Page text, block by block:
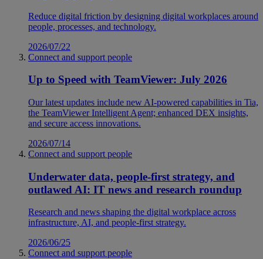
Reduce digital friction by designing digital workplaces around
people, processes, and technology.
2026/07/22
Connect and support people
Up to Speed with TeamViewer: July 2026
Our latest updates include new AI-powered capabilities in Tia,
the TeamViewer Intelligent Agent; enhanced DEX insights,
and secure access innovations.
2026/07/14
Connect and support people
Underwater data, people-first strategy, and
outlawed AI: IT news and research roundup
Research and news shaping the digital workplace across
infrastructure, AI, and people-first strategy.
2026/06/25
Connect and support people